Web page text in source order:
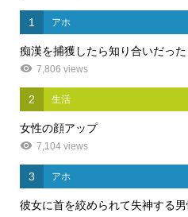
1 アホ
痴漢を捕獲したら知り合いだった
7,806 views
2 生活
女性の顔アップ
7,104 views
3 アホ
彼女に首を絞められて失神する男